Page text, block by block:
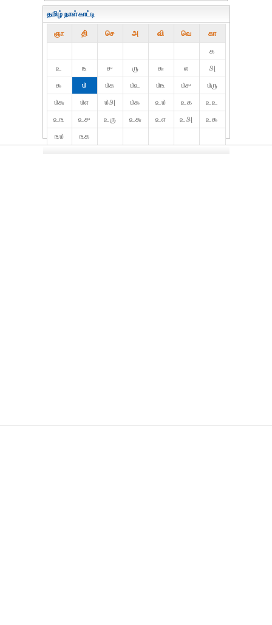
தமிழ் நாள்காட்டி
ஞா தி் செ அ வி வெ கா
௧
௨
௩ ௪ ௫ ௬ ௭
௮
௯
௰ ௰௧ ௰௨ ௰௩ ௰௪
௰௫
௰௬
௰௭ ௰௮ ௰௯ ௨௰ ௨௧
௨௨
௨௩
௨௪ ௨௫ ௨௬ ௨௭ ௨௮
௨௯
௩௰
௩௧